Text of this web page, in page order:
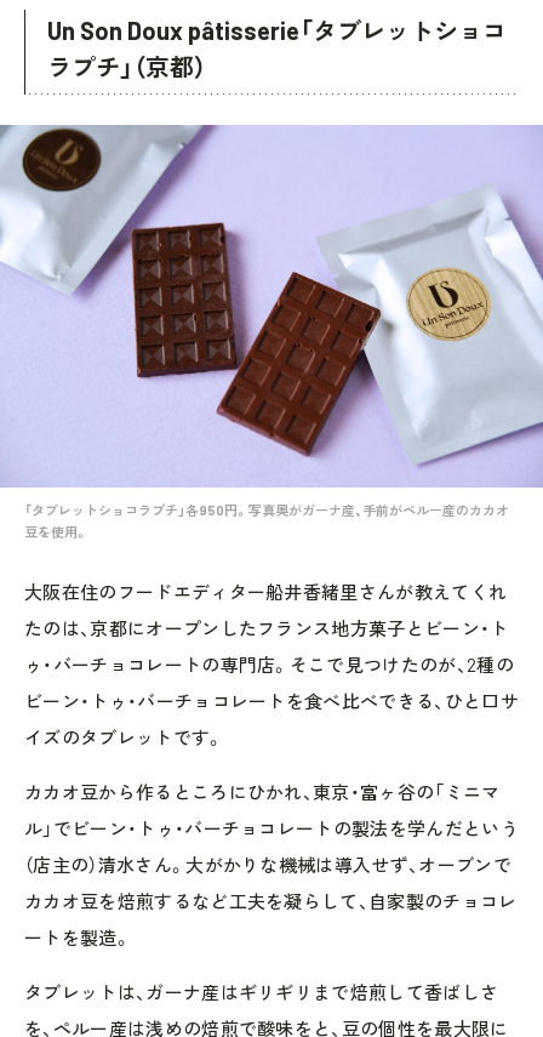
Un Son Doux pâtisserie「タブレットショコ
ラプチ」（京都）
「タブレットショコラプチ」各950円。写真奥がガーナ産、手前がペルー産のカカオ
豆を使用。
大阪在住のフードエディター船井香緒里さんが教えてくれ
たのは、京都にオープンしたフランス地方菓子とビーン・ト
ゥ・バーチョコレートの専門店。そこで見つけたのが、2種の
ビーン・トゥ・バーチョコレートを食べ比べできる、ひと口サ
イズのタブレットです。
カカオ豆から作るところにひかれ、東京・富ヶ谷の「ミニマ
ル」でビーン・トゥ・バーチョコレートの製法を学んだという
（店主の）清水さん。大がかりな機械は導入せず、オーブンで
カカオ豆を焙煎するなど工夫を凝らして、自家製のチョコレ
ートを製造。
タブレットは、ガーナ産はギリギリまで焙煎して香ばしさ
を、ペルー産は浅めの焙煎で酸味をと、豆の個性を最大限に